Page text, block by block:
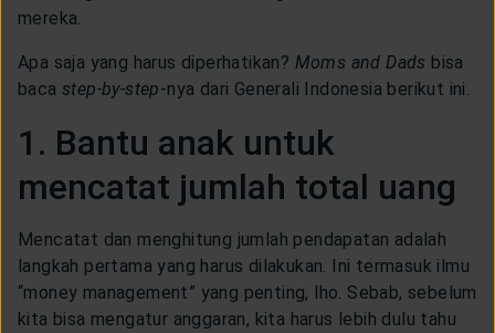
mereka.
Apa saja yang harus diperhatikan? Moms and Dads bisa
baca step-by-step-nya dari Generali Indonesia berikut ini.
1. Bantu anak untuk
mencatat jumlah total uang
Mencatat dan menghitung jumlah pendapatan adalah
langkah pertama yang harus dilakukan. Ini termasuk ilmu
“money management” yang penting, lho. Sebab, sebelum
kita bisa mengatur anggaran, kita harus lebih dulu tahu
CUSTOMER SERVICE
ARTICLE & NEWS
EVENTS